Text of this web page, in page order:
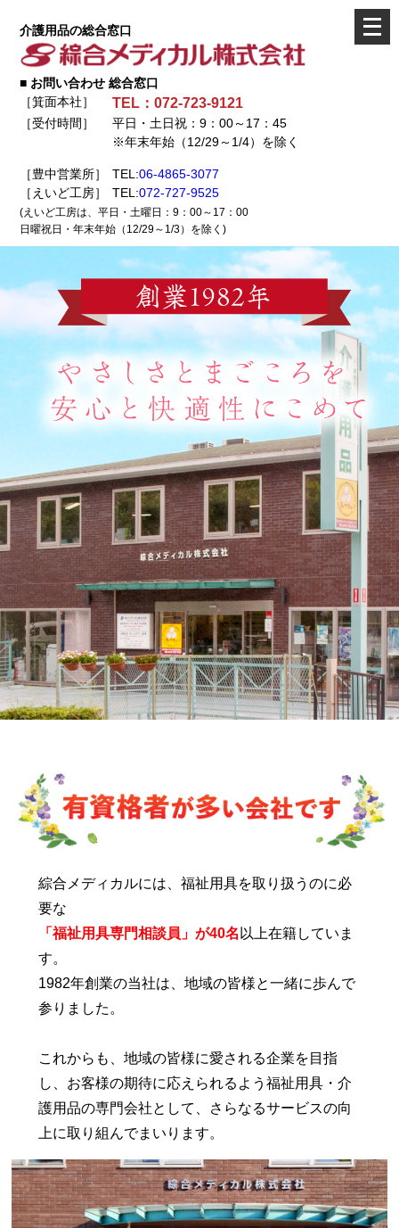
介護用品の総合窓口
■ お問い合わせ 総合窓口
［箕面本社］
TEL：072-723-9121
［受付時間］
平日・土日祝：9：00～17：45
※年末年始（12/29～1/4）を除く
［豊中営業所］ TEL:06-4865-3077
［えいど工房］
TEL:072-727-9525
(えいど工房は、平日・土曜日：9：00～17：00
日曜祝日・年末年始（12/29～1/3）を除く)
メ
ニ
綜合メディカルには、福祉用具を取り扱うのに必
要な
「福祉用具専門相談員」が40名 以上在籍していま
す。
1982年創業の当社は、地域の皆様と一緒に歩んで
参りました。
これからも、地域の皆様に愛される企業を目指
し、お客様の期待に応えられるよう福祉用具・介
護用品の専門会社として、さらなるサービスの向
上に取り組んでまいります。